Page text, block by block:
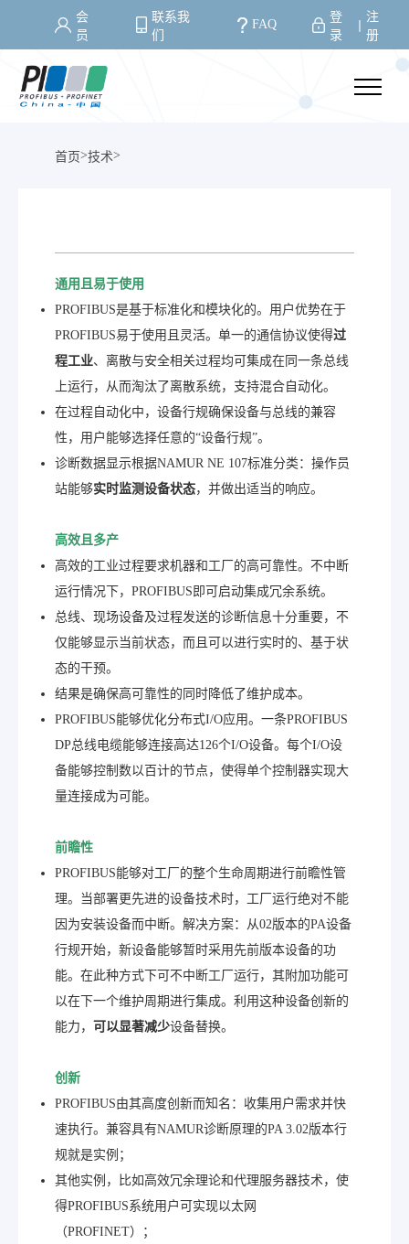
会
员
联系我
们
FAQ
登
录
注
册
首页>技术>
通用且易于使用
PROFIBUS是基于标准化和模块化的。用户优势在于
PROFIBUS易于使用且灵活。单一的通信协议使得过
程工业、离散与安全相关过程均可集成在同一条总线
上运行，从而淘汰了离散系统，支持混合自动化。
在过程自动化中，设备行规确保设备与总线的兼容
性，用户能够选择任意的“设备行规”。
诊断数据显示根据NAMUR NE 107标准分类：操作员
站能够实时监测设备状态，并做出适当的响应。
高效且多产
高效的工业过程要求机器和工厂的高可靠性。不中断
运行情况下，PROFIBUS即可启动集成冗余系统。
总线、现场设备及过程发送的诊断信息十分重要，不
仅能够显示当前状态，而且可以进行实时的、基于状
态的干预。
结果是确保高可靠性的同时降低了维护成本。
PROFIBUS能够优化分布式I/O应用。一条PROFIBUS
DP总线电缆能够连接高达126个I/O设备。每个I/O设
备能够控制数以百计的节点，使得单个控制器实现大
量连接成为可能。
前瞻性
PROFIBUS能够对工厂的整个生命周期进行前瞻性管
理。当部署更先进的设备技术时，工厂运行绝对不能
因为安装设备而中断。解决方案：从02版本的PA设备
行规开始，新设备能够暂时采用先前版本设备的功
能。在此种方式下可不中断工厂运行，其附加功能可
以在下一个维护周期进行集成。利用这种设备创新的
能力，
可以显著减少设备替换。
创新
PROFIBUS由其高度创新而知名：收集用户需求并快
速执行。兼容具有NAMUR诊断原理的PA 3.02版本行
规就是实例；
其他实例，比如高效冗余理论和代理服务器技术，使
得PROFIBUS系统用户可实现以太网
（PROFINET）；